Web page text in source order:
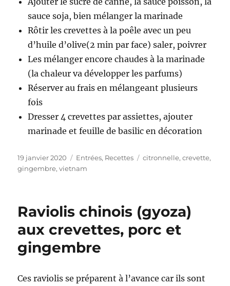
sauce soja, bien mélanger la marinade
Rôtir les crevettes à la poêle avec un peu
d’huile d’olive(2 min par face) saler, poivrer
Les mélanger encore chaudes à la marinade
(la chaleur va développer les parfums)
Réserver au frais en mélangeant plusieurs
fois
Dresser 4 crevettes par assiettes, ajouter
marinade et feuille de basilic en décoration
Publié
le
19 janvier 2020 Catégories
Entrées, Recettes Étiquettes
citronnelle,crevette,
gingembre,vietnam
Raviolis chinois (gyoza)
aux crevettes, porc et
gingembre
Ces raviolis se préparent à l’avance car ils sont